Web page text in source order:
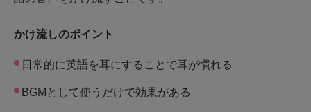
かけ流しのポイント
日常的に英語を耳にすることで耳が慣れる
BGMとして使うだけで効果がある